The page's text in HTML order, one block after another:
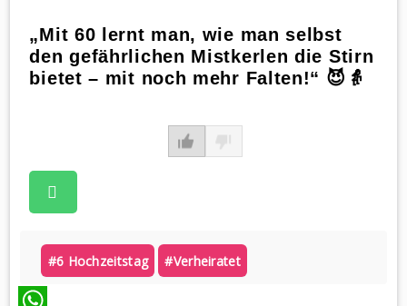
„Mit 60 lernt man, wie man selbst
den gefährlichen Mistkerlen die Stirn
bietet – mit noch mehr Falten!“ 😈👵
#6 Hochzeitstag #verheiratet